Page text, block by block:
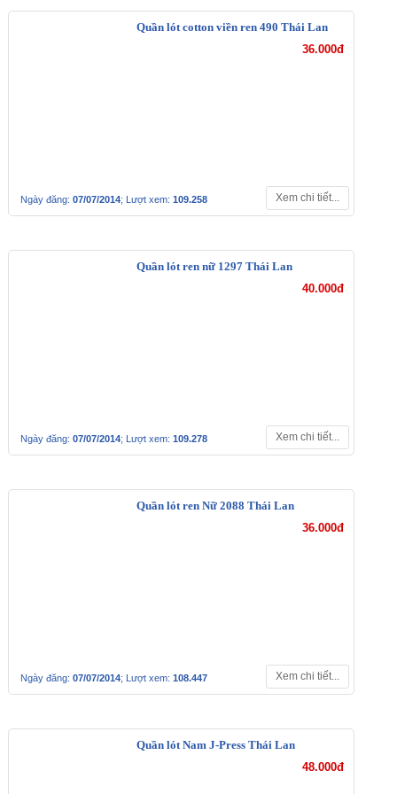
Quần lót cotton viền ren 490 Thái Lan
36.000đ
Ngày đăng: 07/07/2014; Lượt xem: 109.258 Xem chi tiết...
Quần lót ren nữ 1297 Thái Lan
40.000đ
Ngày đăng: 07/07/2014; Lượt xem: 109.278 Xem chi tiết...
Quần lót ren Nữ 2088 Thái Lan
36.000đ
Ngày đăng: 07/07/2014; Lượt xem: 108.447 Xem chi tiết...
Quần lót Nam J-Press